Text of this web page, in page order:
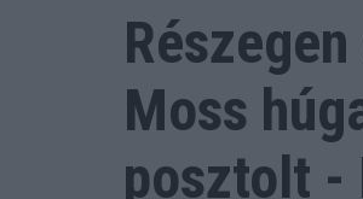
Moss
posztolt -